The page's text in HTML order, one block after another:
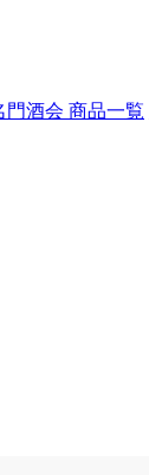
門酒会 商品一覧